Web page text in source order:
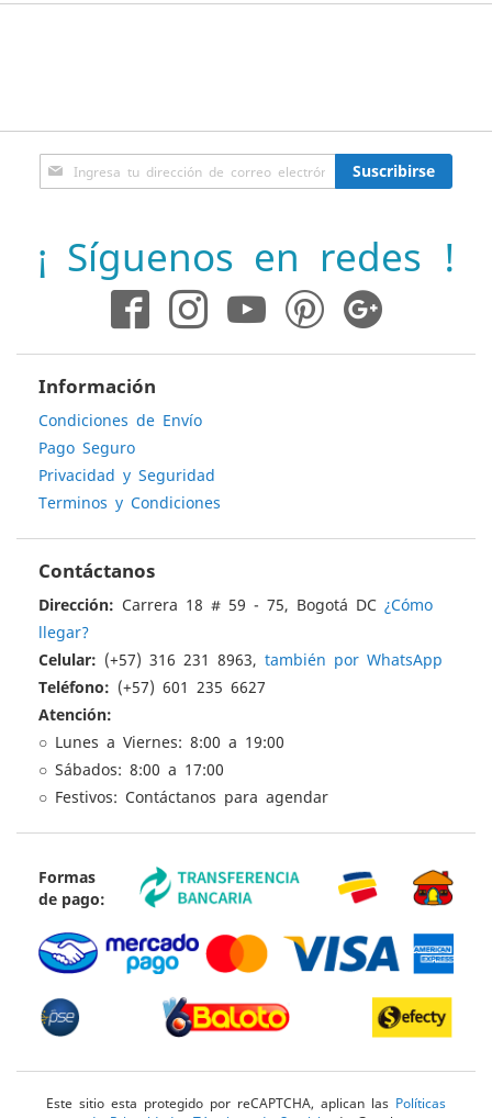
Inscríbase
a
de
noticias:
Suscribirse
¡ Síguenos en redes !
Información
Condiciones de Envío
Pago Seguro
Privacidad y Seguridad
Terminos y Condiciones
Contáctanos
Dirección: Carrera 18 # 59 - 75, Bogotá DC ¿Cómo
llegar?
Celular: (+57) 316 231 8963, también por WhatsApp
Teléfono: (+57) 601 235 6627
Atención:
○ Lunes a Viernes: 8:00 a 19:00
○ Sábados: 8:00 a 17:00
○ Festivos: Contáctanos para agendar
Formas
de pago:
Este sitio esta protegido por reCAPTCHA, aplican las Políticas